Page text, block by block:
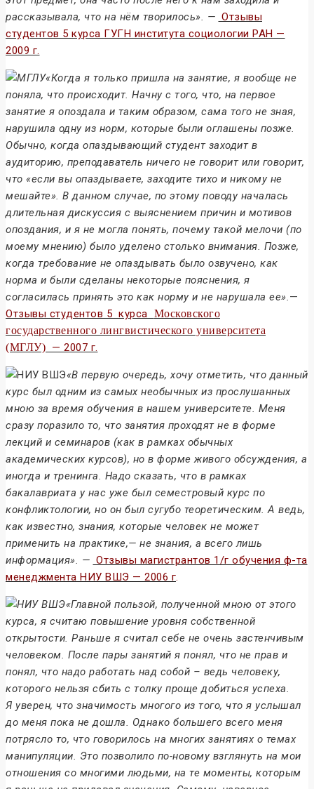
рассказывала, что на нём творилось». — Отзывы
студентов 5 курса ГУГН института социологии РАН —
2009 г.
«Когда я только пришла на занятие, я вообще не
поняла, что происходит. Начну с того, что, на первое
занятие я опоздала и таким образом, сама того не зная,
нарушила одну из норм, которые были оглашены позже.
Обычно, когда опаздывающий студент заходит в
аудиторию, преподаватель ничего не говорит или говорит,
что «если вы опаздываете, заходите тихо и никому не
мешайте». В данном случае, по этому поводу началась
длительная дискуссия с выяснением причин и мотивов
опоздания, и я не могла понять, почему такой мелочи (по
моему мнению) было уделено столько внимания. Позже,
когда требование не опаздывать было озвучено, как
норма и были сделаны некоторые пояснения, я
согласилась принять это как норму и не нарушала ее».—
Отзывы студентов 5 курса Московского
государственного лингвистического университета
(МГЛУ) — 2007 г.
«В первую очередь, хочу отметить, что данный
курс был одним из самых необычных из прослушанных
мною за время обучения в нашем университете. Меня
сразу поразило то, что занятия проходят не в форме
лекций и семинаров (как в рамках обычных
академических курсов), но в форме живого обсуждения, а
иногда и тренинга. Надо сказать, что в рамках
бакалавриата у нас уже был семестровый курс по
конфликтологии, но он был сугубо теоретическим. А ведь,
как известно, знания, которые человек не может
применить на практике,— не знания, а всего лишь
информация». — Отзывы магистрантов 1/г обучения ф-та
менеджмента НИУ ВШЭ — 2006 г.
«Главной пользой, полученной мною от этого
курса, я считаю повышение уровня собственной
открытости. Раньше я считал себе не очень застенчивым
человеком. После пары занятий я понял, что не прав и
понял, что надо работать над собой – ведь человеку,
которого нельзя сбить с толку проще добиться успеха.
Я уверен, что значимость многого из того, что я услышал
до меня пока не дошла. Однако большего всего меня
потрясло то, что говорилось на многих занятиях о темах
манипуляции. Это позволило по-новому взглянуть на мои
отношения со многими людьми, на те моменты, которым